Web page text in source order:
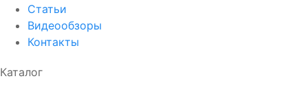
Статьи
Видеообзоры
Контакты
Каталог